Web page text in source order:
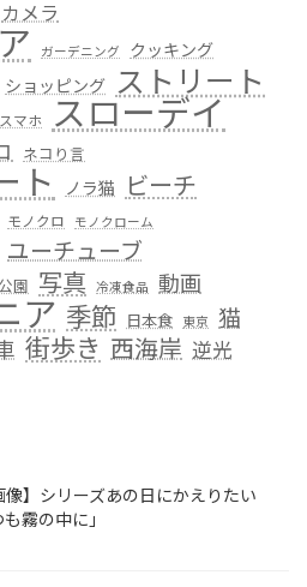
カメラ
ガーデニング クッキング
ショッピング ストリート
スマホ スローデイ
ネコり言
ト ノラ猫 ビーチ
モノクロ モノクローム
ユーチューブ
公園 写真 冷凍食品 動画
ア 季節 日本食 東京 猫
街歩き 西海岸 逆光
像】シリーズあの日にかえりたい
霧の中に」